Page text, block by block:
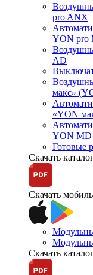
pro ANX
YON pro
AD
макс»
«YON
YON MD
Готовые
Скачать
Скачать
Скачать